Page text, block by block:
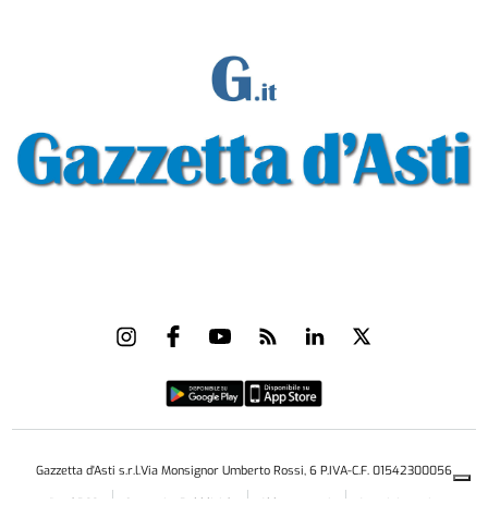
Gazzetta d'Asti s.r.l.Via Monsignor Umberto Rossi, 6 P.IVA-C.F. 01542300056
Feed RSS
Contatti e Pubblicità Abbonamenti